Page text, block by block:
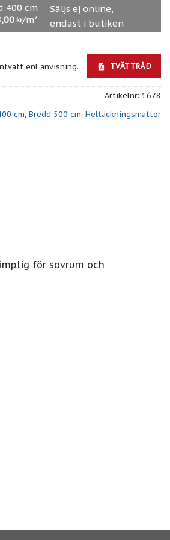
400 cm
kr/m²
Säljs ej online,
endast i butiken
enl anvisning. TVÄTTRÅD
Artikelnr: 1678
cm, Bredd 500 cm, Heltäckningsmattor
för sovrum och